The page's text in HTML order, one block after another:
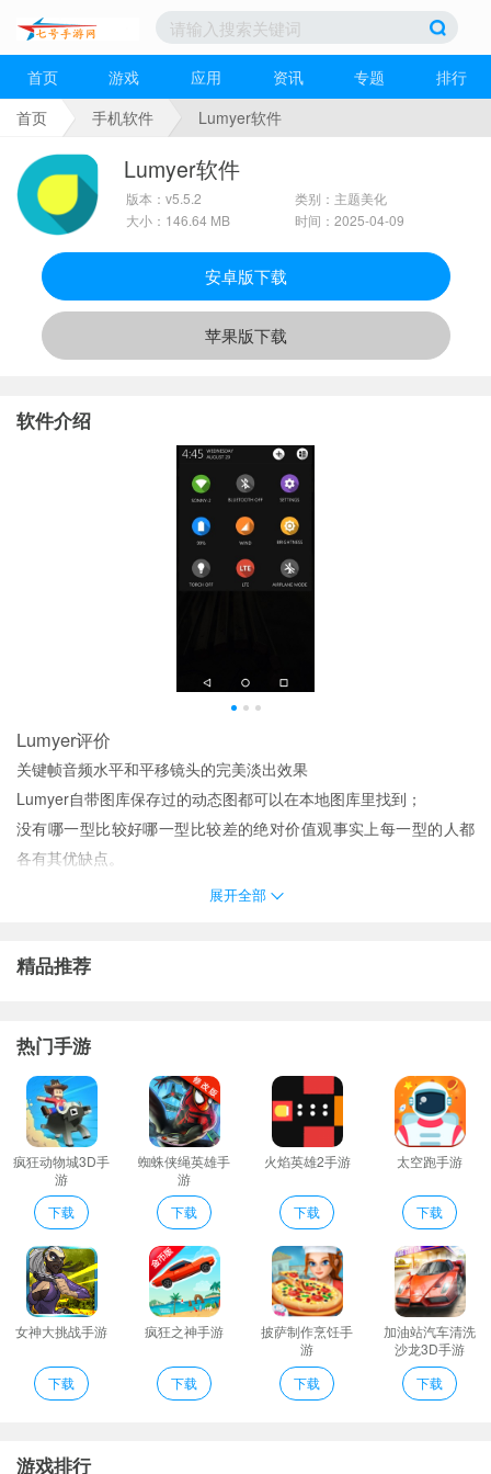
首页 游戏 应用 资讯 专题
排行
首页
手机软件 Lumyer软件
Lumyer软件
版本：v5.5.2
大小：146.64 MB
类别：主题美化
时间：2025-04-09
安卓版下载
苹果版下载
软件介绍
Lumyer评价
关键帧音频水平和平移镜头的完美淡出效果
Lumyer自带图库保存过的动态图都可以在本地图库里找到；
没有哪一型比较好哪一型比较差的绝对价值观事实上每一型的人都
各有其优缺点。
特别的照片叠加曝光操作功能里面为用户并提供了丰富的叠加背景
学习你与他人如何相处。
观察你的Splash肖像在每种人格面貌下的变化：潜在自我日常自我
强大的功能满足视频制作的所有要求您可以根据不同的需求编辑视
频;
G系列：DCG/G/GHM/BGH/GH
游戏
的乐趣而不燥使其成为日常习惯从来没有感觉像一个苦差
事。”
Lumyer游戏规则
1、扫描他人的二维码以对比你们的Splash肖像
2、体验一次首尔SMJYP的练习生们的声乐舞蹈培训
3、 LumificPhotoGallery：一款相册软件就像哭开图浏览一样帮你轻
松整理所有的图图让它们不再躲猫猫也能编辑优化图片。
4、★比当地人更加本土化的旅行就在LUMES★
展开全部
精品推荐
热门手游
疯狂动物城3D手
游
下载
蜘蛛侠绳英雄手
游
下载
火焰英雄2手游
下载
太空跑手游
下载
女神大挑战手游
下载
疯狂之神手游
下载
披萨制作烹饪手
游
下载
加油站汽车清洗
沙龙3D手游
下载
游戏排行